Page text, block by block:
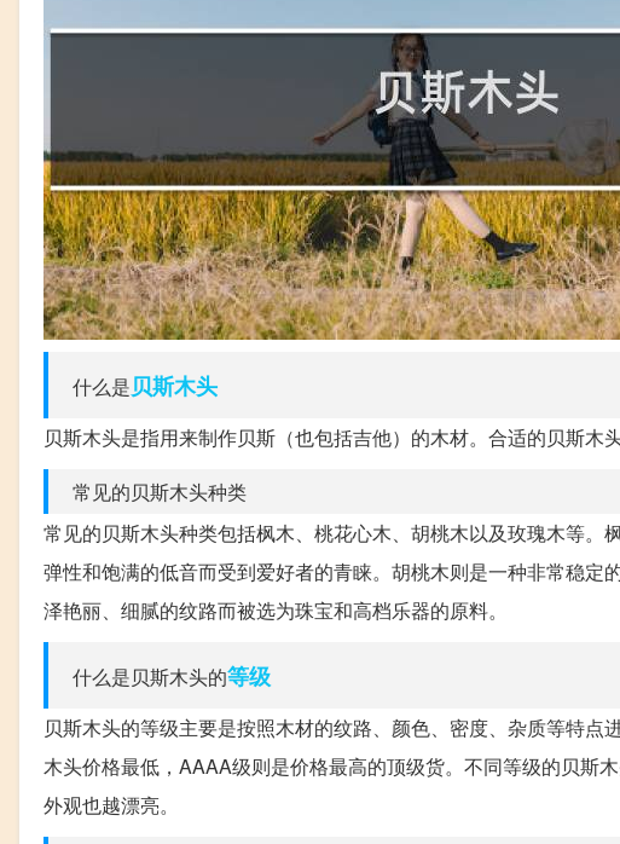
什么是贝斯木头
贝斯木头是指用来制作贝斯（也包括吉他）的木材。合适的贝斯木
常见的贝斯木头种类
常见的贝斯木头种类包括枫木、桃花心木、胡桃木以及玫瑰木等
弹性和饱满的低音而受到爱好者的青睐。胡桃木则是一种非常稳
泽艳丽、细腻的纹路而被选为珠宝和高档乐器的原料。
什么是贝斯木头的等级
贝斯木头的等级主要是按照木材的纹路、颜色、密度、杂质等特
木头价格最低，AAAA级则是价格最高的顶级货。不同等级的贝斯
外观也越漂亮。